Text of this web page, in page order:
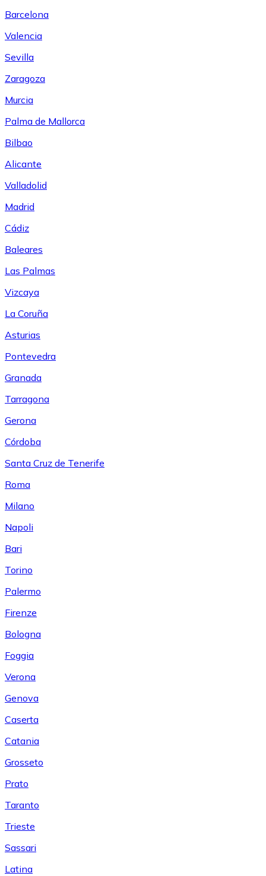
Barcelona
Valencia
Sevilla
Zaragoza
Murcia
Palma de Mallorca
Bilbao
Alicante
Valladolid
Madrid
Cádiz
Baleares
Las Palmas
Vizcaya
La Coruña
Asturias
Pontevedra
Granada
Tarragona
Gerona
Córdoba
Santa Cruz de Tenerife
Roma
Milano
Napoli
Bari
Torino
Palermo
Firenze
Bologna
Foggia
Verona
Genova
Caserta
Catania
Grosseto
Prato
Taranto
Trieste
Sassari
Latina